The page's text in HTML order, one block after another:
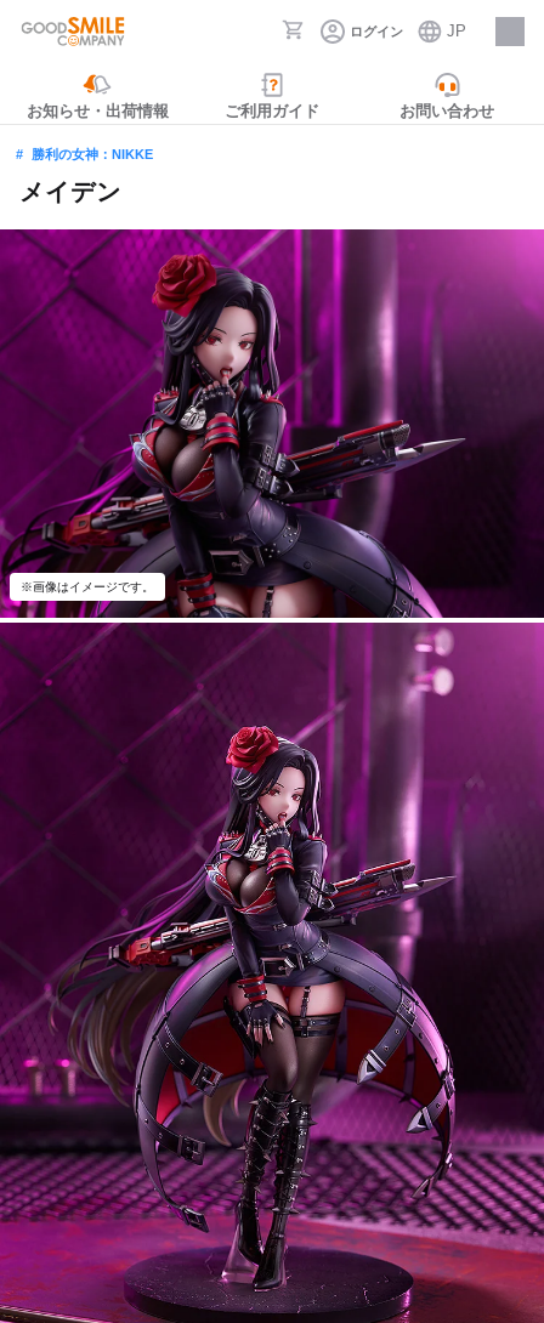
ログイン JP
採用情報
お知らせ・出荷情報 ご利用ガイド お問い合わせ
勝利の女神：NIKKE
メイデン
※画像はイメージです。